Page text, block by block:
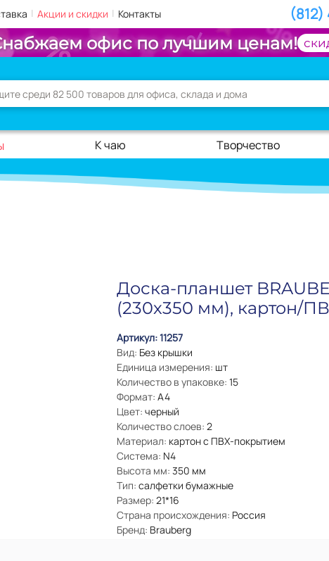
| Акции и скидки | Контакты (812)
офис по лучшим ценам!
К чаю Творчество
Доска-планшет
(230х350 мм), картон/
Артикул: 11257
Вид: Без крышки
Единица измерения: шт
Количество в упаковке: 15
Формат: А4
Цвет: черный
Количество слоев: 2
Материал: картон с ПВХ-покрытием
Система: N4
Высота мм: 350 мм
Тип: салфетки бумажные
Размер: 21*16
Страна происхождения: Россия
Бренд: Brauberg